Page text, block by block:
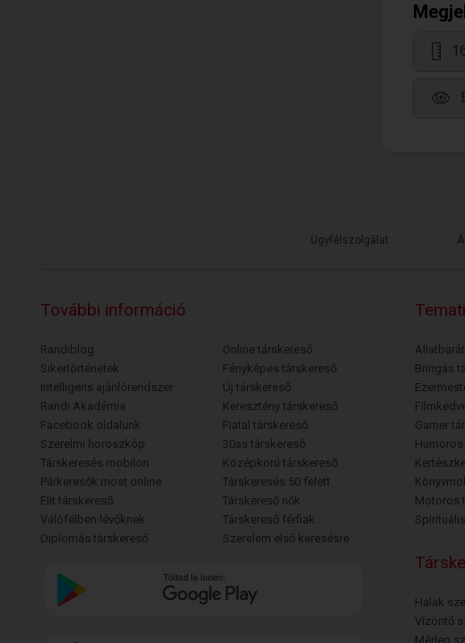
Ügyfélszolgálat
További információ
Randiblog
Sikertörténetek
Intelligens ajánlórendszer
Randi Akadémia
Facebook oldalunk
Szerelmi horoszkóp
Társkeresés mobilon
Párkeresők most online
Elit társkereső
Válófélben lévőknek
Diplomás társkereső
Online társkereső
Fényképes társkereső
Új társkereső
Keresztény társkereső
Fiatal társkereső
30as társkereső
Középkorú társkereső
Társkeresés 50 felett
Társkereső nők
Társkereső férfiak
Szerelem első keresésre
Bringás
Gamer
Motoros
Halak
Vízöntő
Mérleg